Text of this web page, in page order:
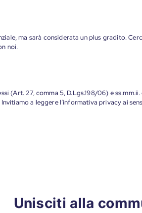
ma sarà considerata un plus gradito.
noi.
(Art. 27, comma 5, D.Lgs.198/06) e
a leggere l’informativa privacy ai
Unisciti alla